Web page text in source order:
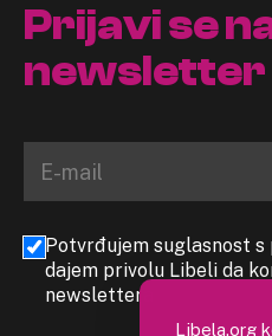
Prijavi se
newsletter
Potvrđujem suglasnost
dajem privolu Libeli da
newslettera
Libela.org